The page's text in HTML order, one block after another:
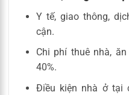
Y tế, giao thông,
cận.
Chi phí thuê nhà,
40%.
Điều kiện nhà ở tại